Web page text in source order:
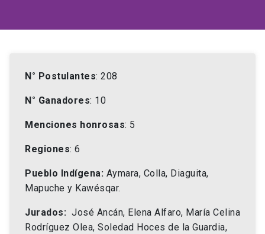
N° Postulantes: 208
N° Ganadores: 10
Menciones honrosas: 5
Regiones: 6
Pueblo Indígena: Aymara, Colla, Diaguita,
Mapuche y Kawésqar.
Jurados: José Ancán, Elena Alfaro, María Celina
Rodríguez Olea, Soledad Hoces de la Guardia,